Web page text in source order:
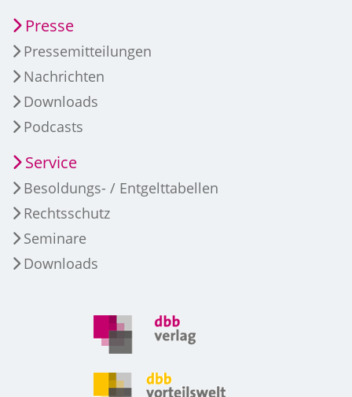
Presse
Pressemitteilungen
Nachrichten
Downloads
Podcasts
Service
Besoldungs- / Entgelttabellen
Rechtsschutz
Seminare
Downloads